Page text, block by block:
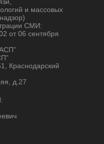
и массовых
СМИ:
от 06 сентября
Краснодарский
д.27